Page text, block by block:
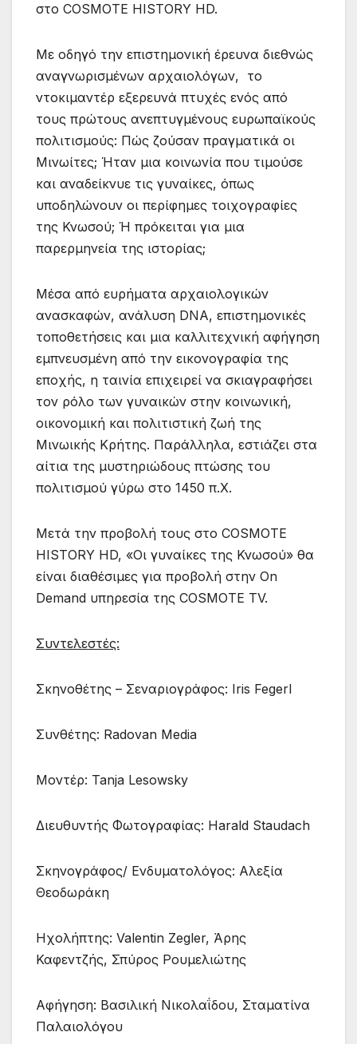
στο COSMOTE HISTORY HD.
Με οδηγό την επιστημονική έρευνα διεθνώς
αναγνωρισμένων αρχαιολόγων, το
ντοκιμαντέρ εξερευνά πτυχές ενός από
τους πρώτους ανεπτυγμένους ευρωπαϊκούς
πολιτισμούς: Πώς ζούσαν πραγματικά οι
Μινωίτες; Ήταν μια κοινωνία που τιμούσε
και αναδείκνυε τις γυναίκες, όπως
υποδηλώνουν οι περίφημες τοιχογραφίες
της Κνωσού; Ή πρόκειται για μια
παρερμηνεία της ιστορίας;
Μέσα από ευρήματα αρχαιολογικών
ανασκαφών, ανάλυση DNA, επιστημονικές
τοποθετήσεις και μια καλλιτεχνική αφήγηση
εμπνευσμένη από την εικονογραφία της
εποχής, η ταινία επιχειρεί να σκιαγραφήσει
τον ρόλο των γυναικών στην κοινωνική,
οικονομική και πολιτιστική ζωή της
Μινωικής Κρήτης. Παράλληλα, εστιάζει στα
αίτια της μυστηριώδους πτώσης του
πολιτισμού γύρω στο 1450 π.Χ.
Μετά την προβολή τους στο COSMOTE
HISTORY HD, «Οι γυναίκες της Κνωσού» θα
είναι διαθέσιμες για προβολή στην On
Demand υπηρεσία της COSMOTE TV.
Συντελεστές:
Σκηνοθέτης – Σεναριογράφος: Iris Fegerl
Συνθέτης: Radovan Media
Μοντέρ: Tanja Lesowsky
Διευθυντής Φωτογραφίας: Harald Staudach
Σκηνογράφος/ Ενδυματολόγος: Αλεξία
Θεοδωράκη
Ηχολήπτης: Valentin Zegler, Άρης
Καφεντζής, Σπύρος Ρουμελιώτης
Αφήγηση: Βασιλική Νικολαΐδου, Σταματίνα
Παλαιολόγου